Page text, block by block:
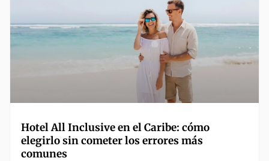
Hotel All Inclusive en el Caribe: cómo
elegirlo sin cometer los errores más
comunes